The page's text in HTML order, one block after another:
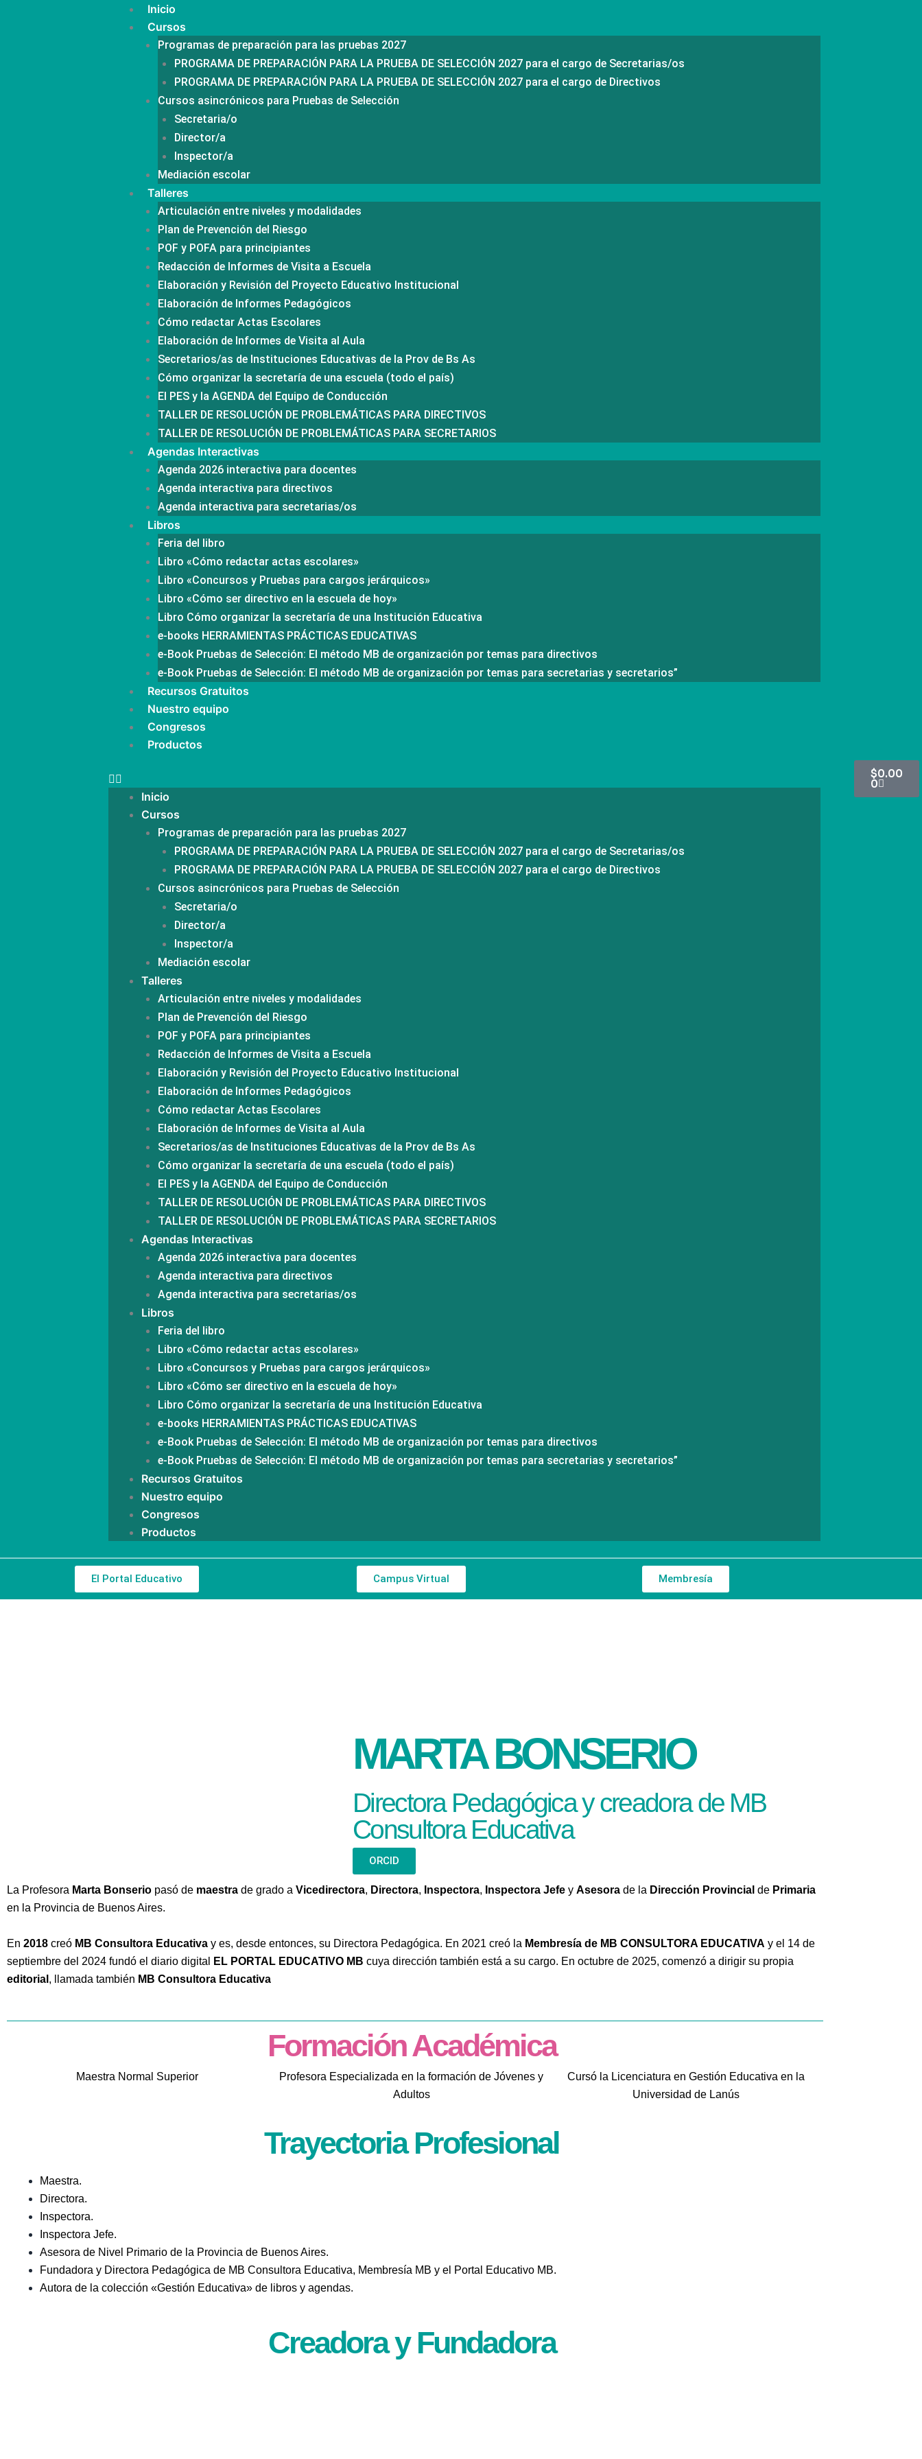
Inicio
Cursos
Programas de preparación para las pruebas 2027
PROGRAMA DE PREPARACIÓN PARA LA PRUEBA DE SELECCIÓN 2027 para el cargo de Secretarias/os
PROGRAMA DE PREPARACIÓN PARA LA PRUEBA DE SELECCIÓN 2027 para el cargo de Directivos
Cursos asincrónicos para Pruebas de Selección
Secretaria/o
Director/a
Inspector/a
Mediación escolar
Talleres
Articulación entre niveles y modalidades
Plan de Prevención del Riesgo
POF y POFA para principiantes
Redacción de Informes de Visita a Escuela
Elaboración y Revisión del Proyecto Educativo Institucional
Elaboración de Informes Pedagógicos
Cómo redactar Actas Escolares
Elaboración de Informes de Visita al Aula
Secretarios/as de Instituciones Educativas de la Prov de Bs As
Cómo organizar la secretaría de una escuela (todo el país)
El PES y la AGENDA del Equipo de Conducción
TALLER DE RESOLUCIÓN DE PROBLEMÁTICAS PARA DIRECTIVOS
TALLER DE RESOLUCIÓN DE PROBLEMÁTICAS PARA SECRETARIOS
Agendas Interactivas
Agenda 2026 interactiva para docentes
Agenda interactiva para directivos
Agenda interactiva para secretarias/os
Libros
Feria del libro
Libro «Cómo redactar actas escolares»
Libro «Concursos y Pruebas para cargos jerárquicos»
Libro «Cómo ser directivo en la escuela de hoy»
Libro Cómo organizar la secretaría de una Institución Educativa
e-books HERRAMIENTAS PRÁCTICAS EDUCATIVAS
e-Book Pruebas de Selección: El método MB de organización por temas para directivos
e-Book Pruebas de Selección: El método MB de organización por temas para secretarias y secretarios”
Recursos Gratuitos
Nuestro equipo
Congresos
Productos
Inicio
Cursos
Programas de preparación para las pruebas 2027
PROGRAMA DE PREPARACIÓN PARA LA PRUEBA DE SELECCIÓN 2027 para el cargo de Secretarias/os
PROGRAMA DE PREPARACIÓN PARA LA PRUEBA DE SELECCIÓN 2027 para el cargo de Directivos
Cursos asincrónicos para Pruebas de Selección
Secretaria/o
Director/a
Inspector/a
Mediación escolar
Talleres
Articulación entre niveles y modalidades
Plan de Prevención del Riesgo
POF y POFA para principiantes
Redacción de Informes de Visita a Escuela
Elaboración y Revisión del Proyecto Educativo Institucional
Elaboración de Informes Pedagógicos
Cómo redactar Actas Escolares
Elaboración de Informes de Visita al Aula
Secretarios/as de Instituciones Educativas de la Prov de Bs As
Cómo organizar la secretaría de una escuela (todo el país)
El PES y la AGENDA del Equipo de Conducción
TALLER DE RESOLUCIÓN DE PROBLEMÁTICAS PARA DIRECTIVOS
TALLER DE RESOLUCIÓN DE PROBLEMÁTICAS PARA SECRETARIOS
Agendas Interactivas
Agenda 2026 interactiva para docentes
Agenda interactiva para directivos
Agenda interactiva para secretarias/os
Libros
Feria del libro
Libro «Cómo redactar actas escolares»
Libro «Concursos y Pruebas para cargos jerárquicos»
Libro «Cómo ser directivo en la escuela de hoy»
Libro Cómo organizar la secretaría de una Institución Educativa
e-books HERRAMIENTAS PRÁCTICAS EDUCATIVAS
e-Book Pruebas de Selección: El método MB de organización por temas para directivos
e-Book Pruebas de Selección: El método MB de organización por temas para secretarias y secretarios”
Recursos Gratuitos
Nuestro equipo
Congresos
Productos
$0.00
0
Cart
El Portal Educativo Campus Virtual Membresía
MARTA BONSERIO
Directora Pedagógica y creadora de MB
Consultora Educativa
ORCID
La Profesora Marta Bonserio pasó de maestra de grado a Vicedirectora, Directora, Inspectora, Inspectora Jefe y Asesora de la Dirección Provincial de Primaria
en la Provincia de Buenos Aires.
En 2018 creó MB Consultora Educativa y es, desde entonces, su Directora Pedagógica. En 2021 creó la Membresía de MB CONSULTORA EDUCATIVA y el 14 de
septiembre del 2024 fundó el diario digital
EL PORTAL EDUCATIVO MB cuya dirección también está a su cargo. En octubre de 2025, comenzó a dirigir su propia
editorial , llamada también MB Consultora Educativa
Formación Académica
Maestra Normal Superior
Profesora Especializada en la formación de Jóvenes y
Adultos
Cursó la Licenciatura en Gestión Educativa en la
Universidad de Lanús
Trayectoria Profesional
Maestra.
Directora.
Inspectora.
Inspectora Jefe.
Asesora de Nivel Primario de la Provincia de Buenos Aires.
Fundadora y Directora Pedagógica de MB Consultora Educativa, Membresía MB y el Portal Educativo MB.
Autora de la colección «Gestión Educativa» de libros y agendas.
Creadora y Fundadora